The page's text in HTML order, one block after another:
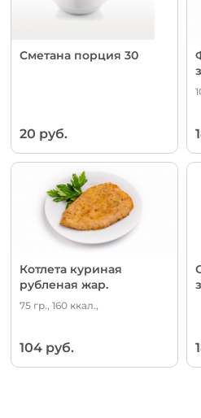
Сметана порция 30
20 руб.
Котлета куриная
рубленая жар.
75 гр., 160 ккал.,
104 руб.